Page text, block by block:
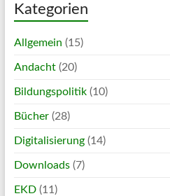
Kategorien
Allgemein (15)
Andacht(20)
Bildungspolitik(10)
Bücher(28)
Digitalisierung(14)
Downloads(7)
EKD(11)